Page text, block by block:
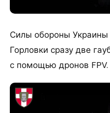
Силы обороны Украины
Горловки сразу две
с помощью дронов FPV.